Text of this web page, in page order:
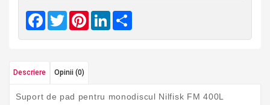
Facebook
TwitterPinterestLinkedIn
Descriere Opinii (0)
Suport de pad pentru monodiscul Nilfisk FM 400L